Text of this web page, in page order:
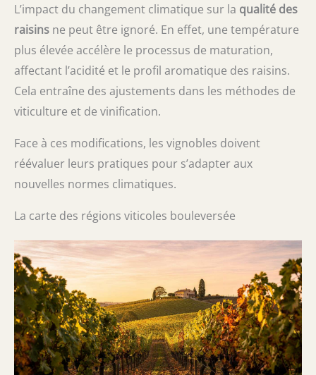
L’impact du changement climatique sur la qualité des
raisins ne peut être ignoré. En effet, une température
plus élevée accélère le processus de maturation,
affectant l’acidité et le profil aromatique des raisins.
Cela entraîne des ajustements dans les méthodes de
viticulture et de vinification.
Face à ces modifications, les vignobles doivent
réévaluer leurs pratiques pour s’adapter aux
nouvelles normes climatiques.
La carte des régions viticoles bouleversée